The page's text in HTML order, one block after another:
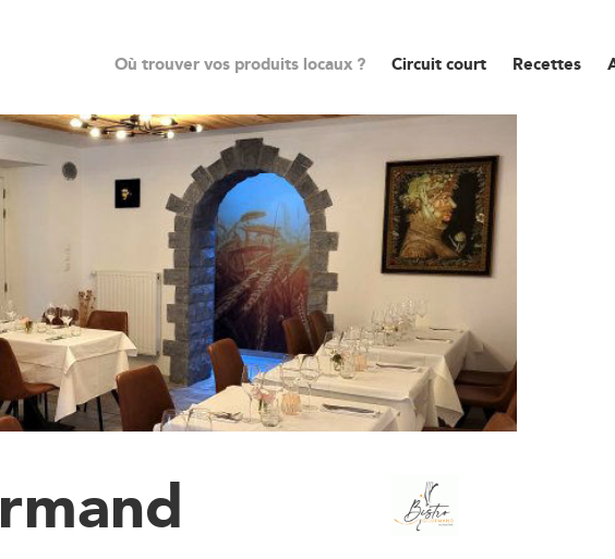
Où trouver vos produits locaux ? Circuit court Recettes